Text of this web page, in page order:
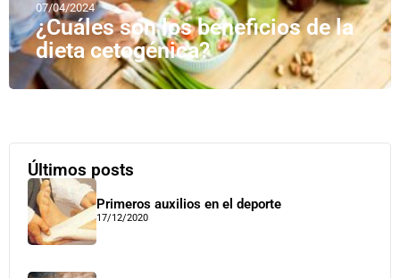
07/04/2024
¿Cuáles son los beneficios de la
dieta cetogénica?
Últimos posts
Primeros auxilios en el deporte
17/12/2020